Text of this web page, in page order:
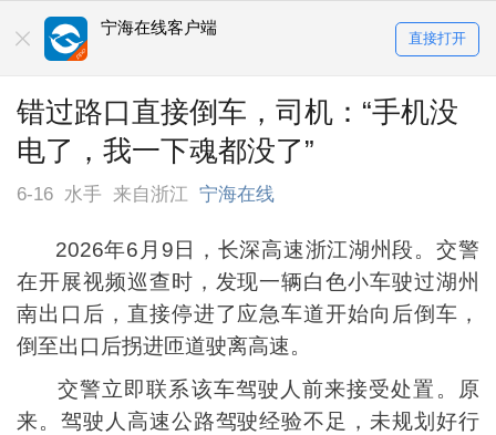
宁海在线客户端
直接打开
错过路口直接倒车，司机：“手机没
电了，我一下魂都没了”
6-16 水手 来自浙江 宁海在线
2026年6月9日，长深高速浙江湖州段。交警
在开展视频巡查时，发现一辆白色小车驶过湖州
南出口后，直接停进了应急车道开始向后倒车，
倒至出口后拐进匝道驶离高速。
交警立即联系该车驾驶人前来接受处置。原
来。驾驶人高速公路驾驶经验不足，未规划好行